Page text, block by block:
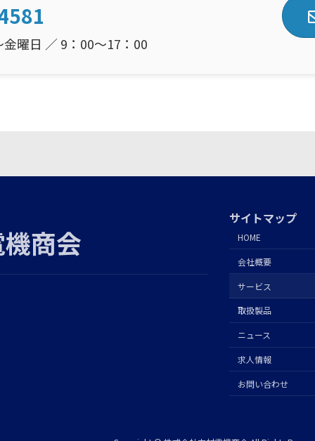
曜日 ／ 9：00～17：00
商会
サイトマップ
HOME
会社概要
サービス
取扱製品
ニュース
求人情報
お問い合わせ